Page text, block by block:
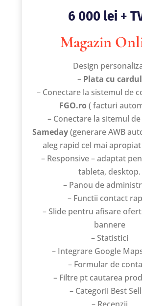
6 000 lei +
Magazin
Design
– Plata cu cardul
– Conectare la sistemul de
FGO.ro ( facturi
– Conectare la sitemul
Sameday(generare AWB
aleg rapid cel mai
– Responsive – adaptat
tableta, desktop.
– Panou de
– Functii contact
– Slide pentru afisare
bannere
– Statistici
– Integrare Google
– Formular de
– Filtre pt cautarea
– Categorii Best
– Recenzii